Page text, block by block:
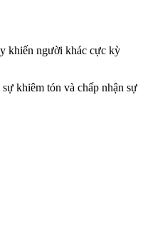
khiến người khác cực kỳ
khiêm tón và chấp nhận sự